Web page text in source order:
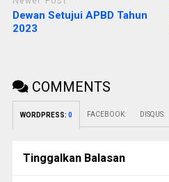
Dewan Setujui APBD Tahun
2023
COMMENTS
WORDPRESS: 0 FACEBOOK: DISQUS:
Tinggalkan Balasan